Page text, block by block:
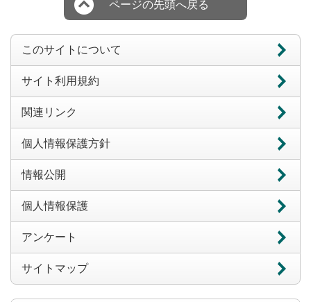
ページの先頭へ戻る
このサイトについて
サイト利用規約
関連リンク
個人情報保護方針
情報公開
個人情報保護
アンケート
サイトマップ